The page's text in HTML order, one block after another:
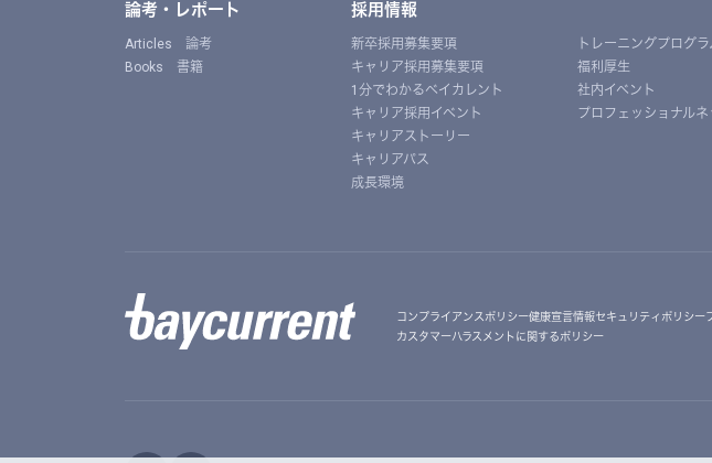
論考・レポート
Articles 論考
Books 書籍
採用情報
新卒採用募集要項
キャリア採用募集要項
1分でわかるベイカレント
キャリア採用イベント
キャリアストーリー
キャリアパス
成長環境
トレーニングプログラ
福利厚生
社内イベント
プロフェッショナルネ
コンプライアンスポリシー健康宣言情報セキュリティポリシー
カスタマーハラスメントに関するポリシー